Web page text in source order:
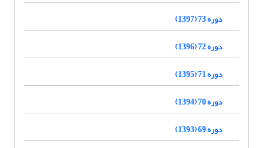
دوره 73 (1397)
دوره 72 (1396)
دوره 71 (1395)
دوره 70 (1394)
دوره 69 (1393)